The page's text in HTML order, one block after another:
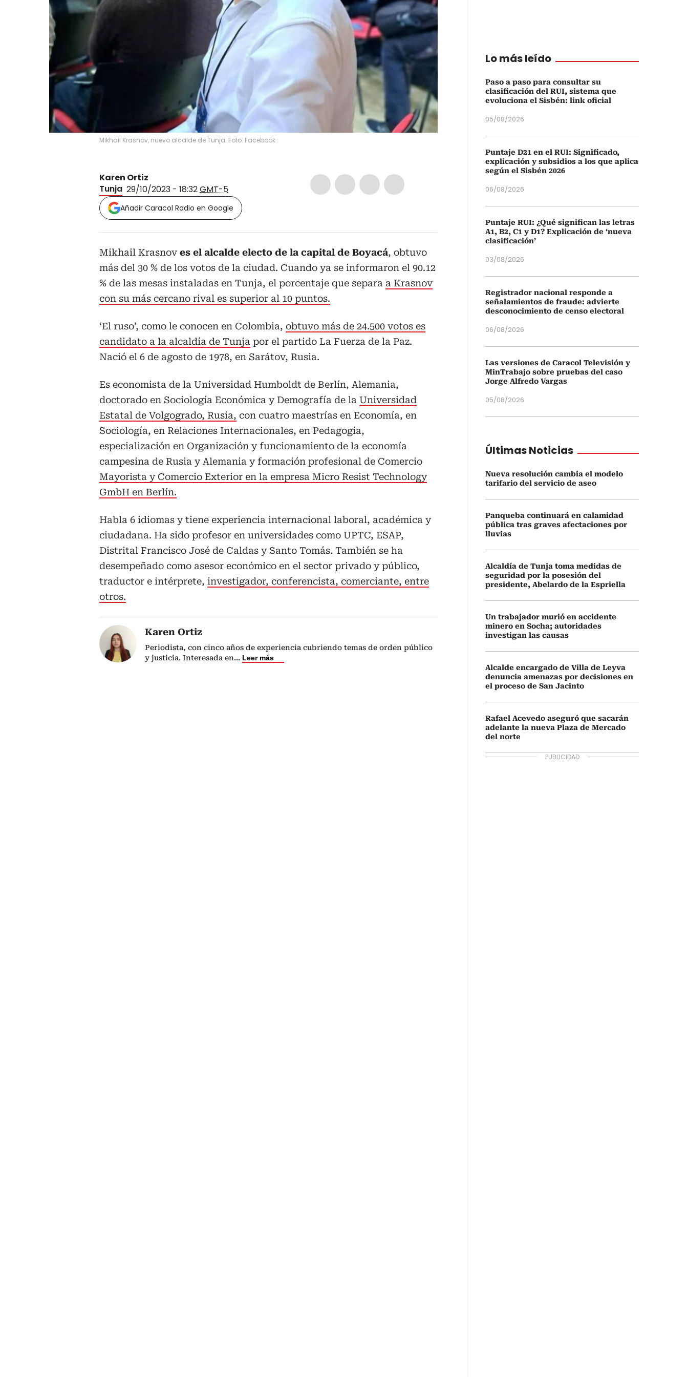
Mikhail Krasnov, nuevo alcalde de Tunja. Foto: Facebook .
Karen Ortiz
Tunja 29/10/2023 - 18:32GMT-5
Añadir Caracol Radio en Google
Mikhail Krasnov es el alcalde electo de la capital de Boyacá, obtuvo
más del 30 % de los votos de la ciudad. Cuando ya se informaron el 90.12
% de las mesas instaladas en Tunja, el porcentaje que separa a Krasnov
con su más cercano rival es superior al 10 puntos.
‘El ruso’, como le conocen en Colombia, obtuvo más de 24.500 votos es
candidato a la alcaldía de Tunja por el partido La Fuerza de la Paz.
Nació el 6 de agosto de 1978, en Sarátov, Rusia.
Es economista de la Universidad Humboldt de Berlín, Alemania,
doctorado en Sociología Económica y Demografía de la Universidad
Estatal de Volgogrado, Rusia, con cuatro maestrías en Economía, en
Sociología, en Relaciones Internacionales, en Pedagogía,
especialización en Organización y funcionamiento de la economía
campesina de Rusia y Alemania y formación profesional de Comercio
Mayorista y Comercio Exterior en la empresa Micro Resist Technology
GmbH en Berlín.
Habla 6 idiomas y tiene experiencia internacional laboral, académica y
ciudadana. Ha sido profesor en universidades como UPTC, ESAP,
Distrital Francisco José de Caldas y Santo Tomás. También se ha
desempeñado como asesor económico en el sector privado y público,
traductor e intérprete, investigador, conferencista, comerciante, entre
otros.
Karen Ortiz
Periodista, con cinco años de experiencia cubriendo temas de orden público
y justicia. Interesada en... Leer más
Lo más leído
Paso a paso para consultar su
clasificación del RUI, sistema que
evoluciona el Sisbén: link oficial
05/08/2026
Puntaje D21 en el RUI: Significado,
explicación y subsidios a los que aplica
según el Sisbén 2026
06/08/2026
Puntaje RUI: ¿Qué significan las letras
A1, B2, C1 y D1? Explicación de ‘nueva
clasificación’
03/08/2026
Registrador nacional responde a
señalamientos de fraude: advierte
desconocimiento de censo electoral
06/08/2026
Las versiones de Caracol Televisión y
MinTrabajo sobre pruebas del caso
Jorge Alfredo Vargas
05/08/2026
Últimas Noticias
Nueva resolución cambia el modelo
tarifario del servicio de aseo
Panqueba continuará en calamidad
pública tras graves afectaciones por
lluvias
Alcaldía de Tunja toma medidas de
seguridad por la posesión del
presidente, Abelardo de la Espriella
Un trabajador murió en accidente
minero en Socha; autoridades
investigan las causas
Alcalde encargado de Villa de Leyva
denuncia amenazas por decisiones en
el proceso de San Jacinto
Rafael Acevedo aseguró que sacarán
adelante la nueva Plaza de Mercado
del norte